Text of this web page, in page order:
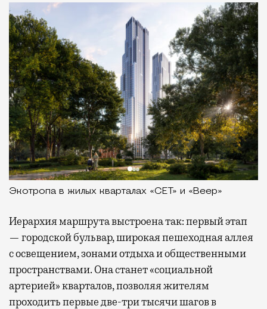
Экотропа в жилых кварталах «СЕТ» и «Веер»
Иерархия маршрута выстроена так: первый этап
— городской бульвар, широкая пешеходная аллея
с освещением, зонами отдыха и общественными
пространствами. Она станет «социальной
артерией» кварталов, позволяя жителям
проходить первые две-три тысячи шагов в